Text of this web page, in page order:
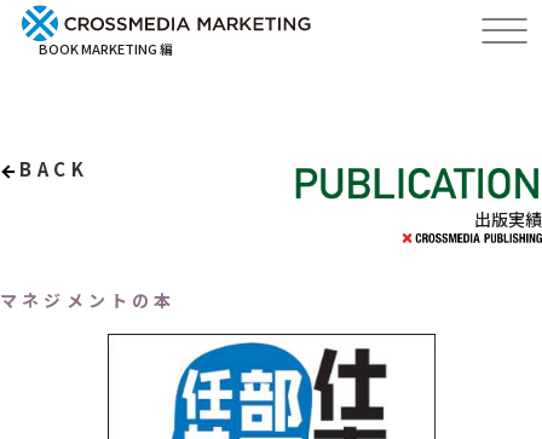
BOOK MARKETING 編
BACK
出版実績
マネジメントの本